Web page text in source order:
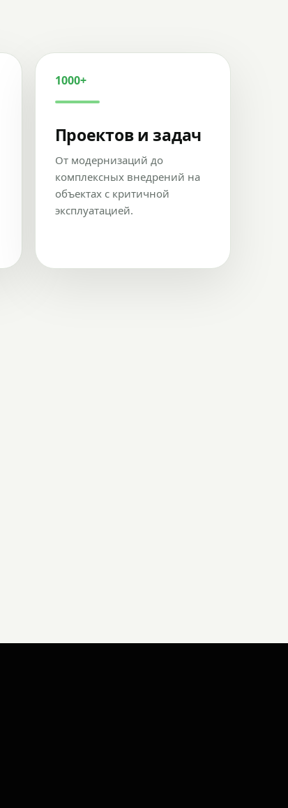
1000+
Проектов и задач
От модернизаций до
комплексных внедрений на
объектах с критичной
эксплуатацией.